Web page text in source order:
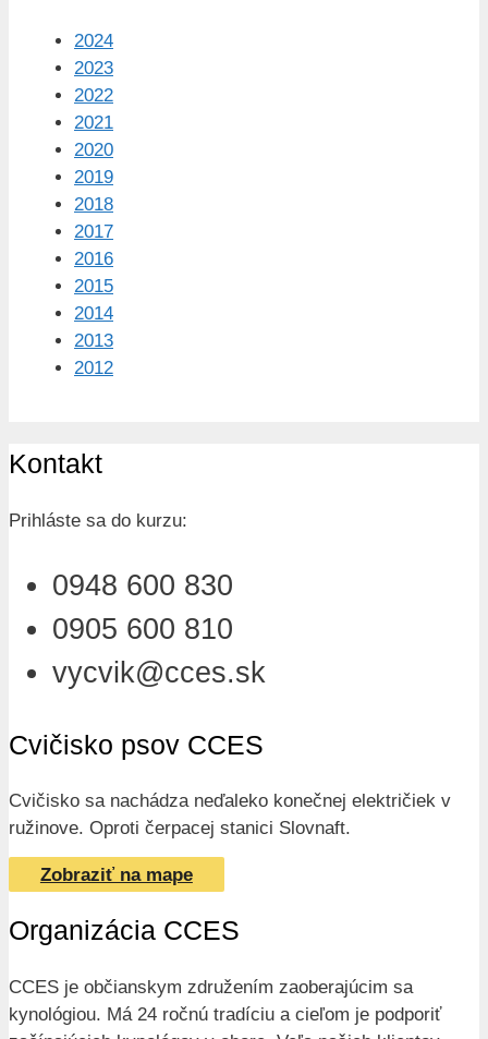
2024
2023
2022
2021
2020
2019
2018
2017
2016
2015
2014
2013
2012
Kontakt
Prihláste sa do kurzu:
0948 600 830
0905 600 810
vycvik@cces.sk
Cvičisko psov CCES
Cvičisko sa nachádza neďaleko konečnej električiek v
ružinove. Oproti čerpacej stanici Slovnaft.
Zobraziť na mape
Organizácia CCES
CCES je občianskym združením zaoberajúcim sa
kynológiou. Má 24 ročnú tradíciu a cieľom je podporiť